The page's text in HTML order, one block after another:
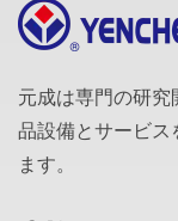
元成は専門の研
品設備とサービス
ます。